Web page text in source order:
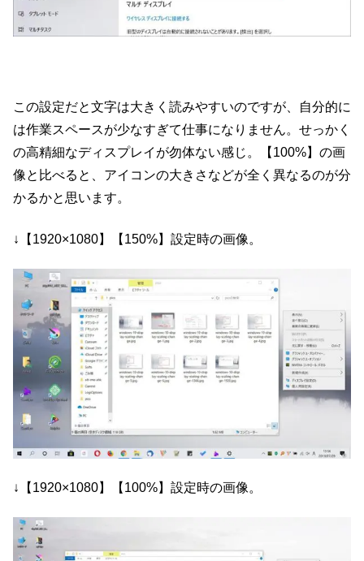
この設定だと文字は大きく読みやすいのですが、自分的に
は作業スペースが少なすぎて仕事になりません。せっかく
の高精細なディスプレイが勿体ない感じ。【100%】の画
像と比べると、アイコンの大きさなどが全く異なるのが分
かるかと思います。
↓【1920×1080】【150%】設定時の画像。
↓【1920×1080】【100%】設定時の画像。